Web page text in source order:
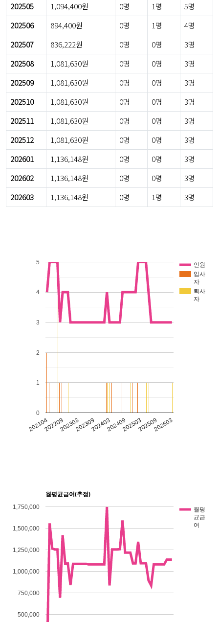
202505 1,094,400원 0명 1명
5명
202506
894,400원 0명 1명
4명
202507
836,222원 0명 0명
3명
202508
1,081,630원 0명 0명
3명
202509
1,081,630원 0명 0명
3명
202510
1,081,630원 0명 0명
3명
202511
1,081,630원 0명 0명
3명
202512
1,081,630원 0명 0명
3명
202601
1,136,148원 0명 0명
3명
202602
1,136,148원 0명 0명
3명
202603
1,136,148원 0명 1명 3명
인원
입사
자
퇴사
자
202104202209202303202309202403202409202503202509202603
0
1
2
3
4
5
월평균급여(추정)
월평
균급
여
500,000
750,000
1,000,000
1,250,000
1,500,000
1,750,000